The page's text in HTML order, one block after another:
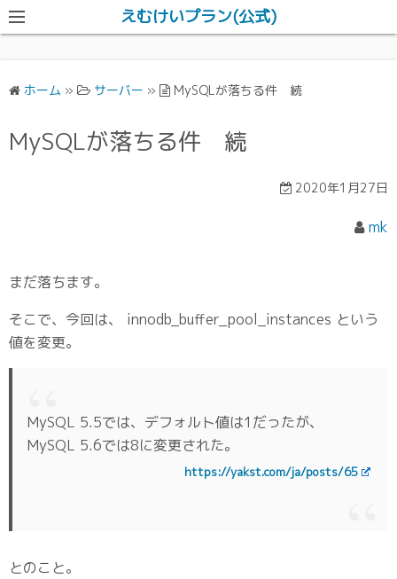
えむけいプラン(公式)
ホーム » サーバー » MySQLが落ちる件 続
MySQLが落ちる件 続
2020年1月27日
mk
まだ落ちます。
そこで、今回は、 innodb_buffer_pool_instances という
値を変更。
MySQL 5.5では、デフォルト値は1だったが、
MySQL 5.6では8に変更された。
https://yakst.com/ja/posts/65
とのこと。